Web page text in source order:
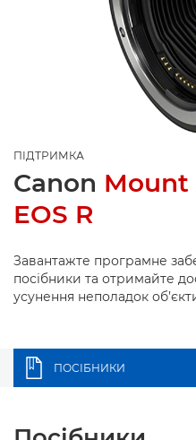
ПІДТРИМКА
Canon Mount
EOS R
Завантажте програмне
посібники та отримайте
усунення неполадок
ПОСІБНИКИ